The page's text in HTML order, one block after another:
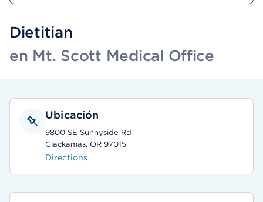
Dietitian
en Mt. Scott Medical Office
Ubicación
9800 SE Sunnyside Rd
Clackamas, OR 97015
Directions